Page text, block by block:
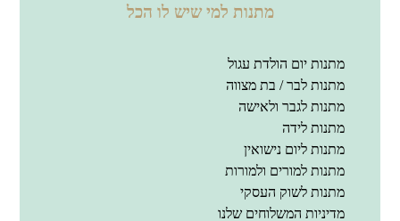
מתנות למי שיש לו הכל
מתנות יום הולדת עגול
מתנות לבר / בת מצווה
מתנות לגבר ולאישה
מתנות לידה
מתנות ליום נישואין
מתנות למורים ולמורות
מתנות לשוק העסקי
מדיניות המשלוחים שלנו